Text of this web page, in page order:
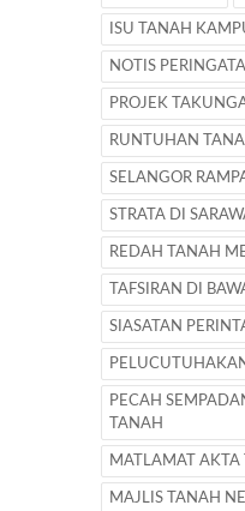
ISU TANAH
NOTIS
PROJEK
RUNTUHAN
SELANGOR
STRATA DI
REDAH TANAH
TAFSIRAN DI
SIASATAN
PECAH
TANAH
MATLAMAT AKTA
MAJLIS TANAH